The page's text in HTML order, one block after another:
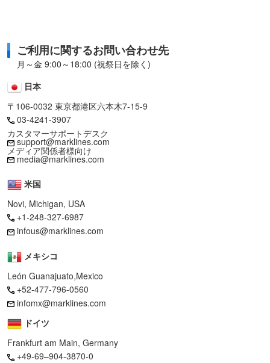
ご利用に関するお問い合わせ先
月～金 9:00～18:00 (祝祭日を除く)
日本
〒106-0032 東京都港区六本木7-15-9
03-4241-3907
カスタマーサポートデスク
support@marklines.com
メディア関係者様向け
media@marklines.com
米国
Novi, Michigan, USA
+1-248-327-6987
infous@marklines.com
メキシコ
León Guanajuato,Mexico
+52-477-796-0560
infomx@marklines.com
ドイツ
Frankfurt am Main, Germany
+49-69–904-3870-0